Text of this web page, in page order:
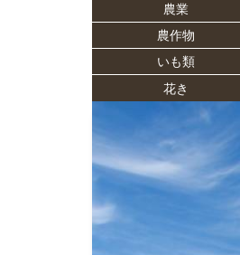
農業
農作物
いも類
花き